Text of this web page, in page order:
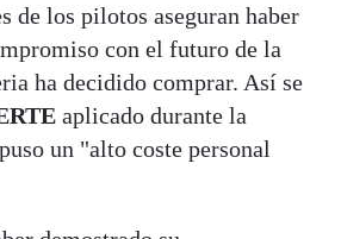
de los pilotos aseguran haber
con el futuro de la
ha decidido comprar. Así se
aplicado durante la
un "alto coste personal